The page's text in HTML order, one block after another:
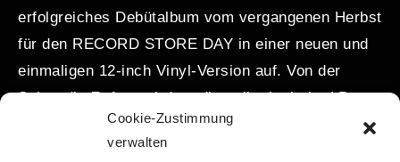
Cookie-Zustimmung
verwalten
erfolgreiches Debütalbum vom vergangenen Herbst
für den RECORD STORE DAY in einer neuen und
einmaligen 12-inch Vinyl-Version auf. Von der
SchwedinRobynwird es die selbstbetitelte LP von
2005 auf rotem Vinyl geben, von
die
EP „My Dear Melancholy“ als 12“ Sonderausgabe